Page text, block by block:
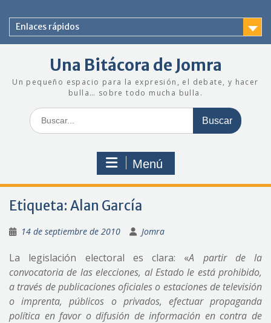
contenido
Enlaces rápidos
Una Bitácora de Jomra
Un pequeño espacio para la expresión, el debate, y hacer
bulla… sobre todo mucha bulla.
Buscar:
Menú
Etiqueta: Alan García
14 de septiembre de 2010 Jomra
La legislación electoral es clara: «A partir de la
convocatoria de las elecciones, al Estado le está prohibido,
a través de publicaciones oficiales o estaciones de televisión
o imprenta, públicos o privados, efectuar propaganda
política en favor o difusión de información en contra de